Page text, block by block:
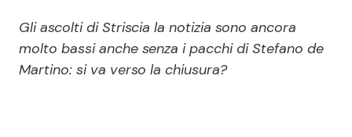
Politica Reality e Talent
Soap Opera
Gli ascolti di Striscia la notizia sono ancora
molto bassi anche senza i pacchi di Stefano de
Martino: si va verso la chiusura?